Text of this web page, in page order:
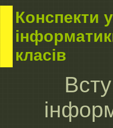
Конспекти
класів